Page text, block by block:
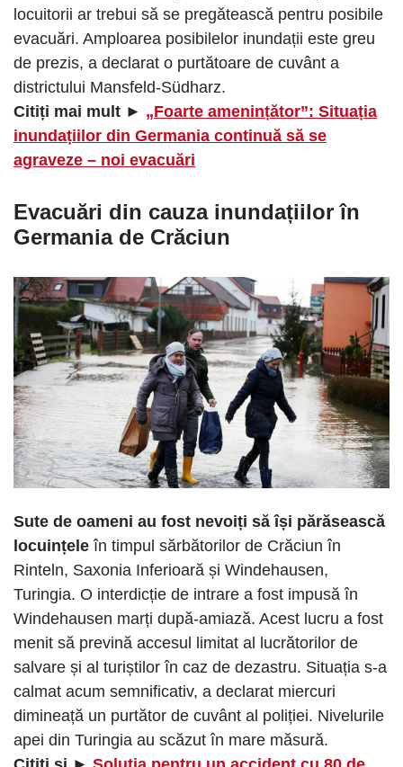
locuitorii ar trebui să se pregătească pentru posibile
evacuări. Amploarea posibilelor inundații este greu
de prezis, a declarat o purtătoare de cuvânt a
districtului Mansfeld-Südharz.
Citiți mai mult ► „Foarte amenințător”: Situația
inundațiilor din Germania continuă să se
agraveze – noi evacuări
Evacuări din cauza inundațiilor în
Germaniade Crăciun
Sute de oameni au fost nevoiți să își părăsească
locuințele în timpul sărbătorilor de Crăciun în
Rinteln, Saxonia Inferioară și Windehausen,
Turingia. O interdicție de intrare a fost impusă în
Windehausen marți după-amiază. Acest lucru a fost
menit să prevină accesul limitat al lucrătorilor de
salvare și al turiștilor în caz de dezastru. Situația s-a
calmat acum semnificativ, a declarat miercuri
dimineață un purtător de cuvânt al poliției. Nivelurile
apei din Turingia au scăzut în mare măsură.